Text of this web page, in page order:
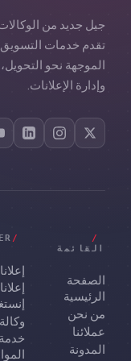
جيل جديد من
تقدم خدمات
الموجهة نحو
وإدارة الإعلانات.
/
القائمة
الصفحة
الرئيسية
من نحن
عملائنا
المدونة
/